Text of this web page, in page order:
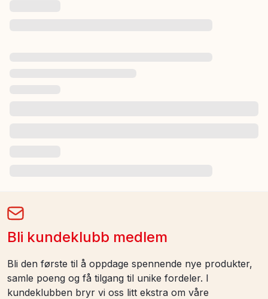
Bli kundeklubb medlem
Bli den første til å oppdage spennende nye produkter,
samle poeng og få tilgang til unike fordeler. I
kundeklubben bryr vi oss litt ekstra om våre